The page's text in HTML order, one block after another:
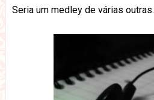
Seria um medley de várias outras.